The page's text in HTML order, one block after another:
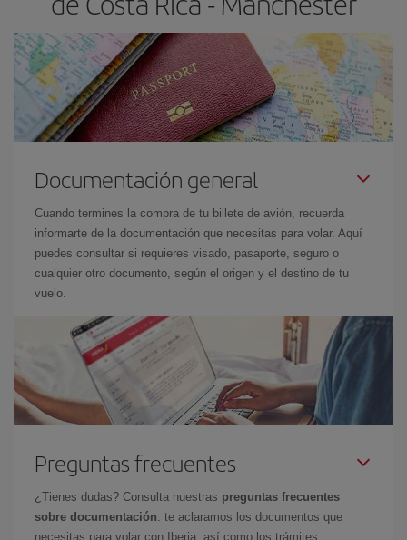
Documentación general
Cuando termines la compra de tu billete de avión, recuerda
informarte de la documentación que necesitas para volar. Aquí
puedes consultar si requieres visado, pasaporte, seguro o
cualquier otro documento, según el origen y el destino de tu
vuelo.
Preguntas frecuentes
¿Tienes dudas? Consulta nuestras preguntas frecuentes
sobre documentación: te aclaramos los documentos que
necesitas para volar con Iberia, así como los trámites